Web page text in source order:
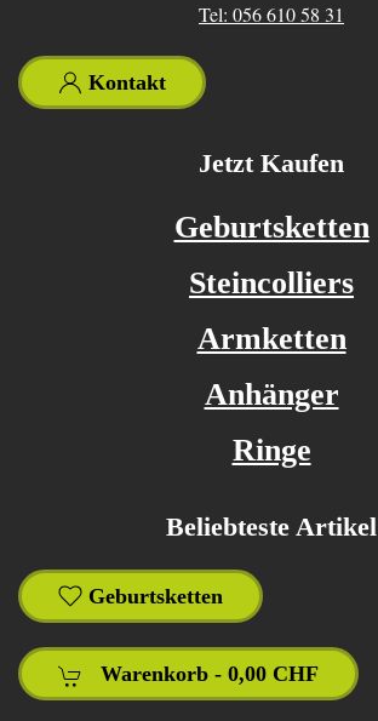
Tel: 056 610 58 31
Kontakt
Jetzt Kaufen
Geburtsketten
Steincolliers
Armketten
Anhänger
Ringe
Beliebteste Artikel
Geburtsketten
Warenkorb - 0,00 CHF